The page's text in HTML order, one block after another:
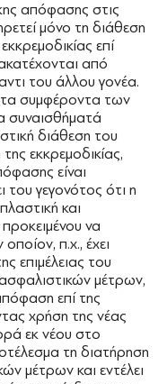
απόφασης στις
μόνο τη διάθεση
επί
από
του άλλου γονέα.
συμφέροντα των
συναισθήματά
διάθεση του
εκκρεμοδικίας,
είναι
του γεγονότος ότι η
και
προκειμένου να
π.χ., έχει
επιμέλειας του
μέτρων,
επί της
χρήση της νέας
εκ νέου στο
τη διατήρηση
μέτρων και εντέλει